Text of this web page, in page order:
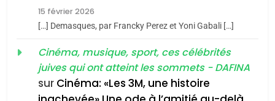
«Tu dis génocide, je dis
guerre»: La nouvelle
chanson de Boy George
ISRAÉL JUDAISME
15 février 2026
[…] Demasques, par Francky Perez et Yoni Gabali […]
Cinéma, musique, sport, ces célébrités
juives qui ont atteint les sommets - DAFINA
sur Cinéma: «Les 3M, une histoire
meurtrière selon le rapport
l’antisémitisme
FIÈRE, DIGNE ET RÉSILIENTE :